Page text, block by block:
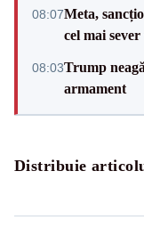
08:07Meta,
cel mai
08:03Trump
armament
Distribuie